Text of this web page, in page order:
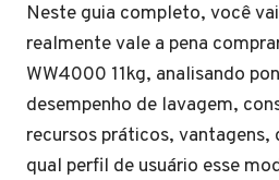
Neste guia completo, você
realmente vale a pena
WW4000 11kg, analisando
desempenho de lavagem,
recursos práticos, vantagens,
qual perfil de usuário esse